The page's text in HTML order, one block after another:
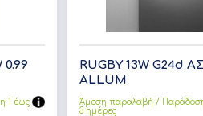
1 έως
RUGBY 13W G24d
ALLUM
Άμεση παραλαβή /
3 ημέρες